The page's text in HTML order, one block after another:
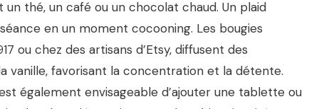
thé, un café ou un chocolat chaud. Un plaid
en un moment cocooning. Les bougies
ou chez des artisans d’Etsy, diffusent des
vanille, favorisant la concentration et la détente.
également envisageable d’ajouter une tablette ou